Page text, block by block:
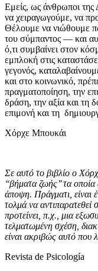
Εμείς, ως άνθρωποι
να χειραγωγούμε, να
Θέλουμε να νιώθουμε
του σύμπαντος — και
ό,τι συμβαίνει στον
εμπλοκή στις
γεγονός,
και στο κοινωνικό,
πραγματοποίηση, την
δράση, την αξία και τη
επιμονή και τη
Χόρχε Μπουκάι
Σε αυτό το βιβλίο ο
‘‘βήματα ζωής’’ τα
άποψη. Πράγματι, είναι
τολμά να αντιπαρατεθεί
προτείνει, π.χ., μια
τελματωμένη σχέση,
είναι ακριβώς αυτό που
Revista de Psicología